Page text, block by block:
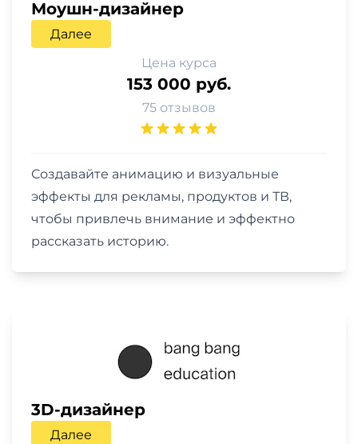
Моушн-дизайнер
Далее
Цена курса
153 000 руб.
75 отзывов
Создавайте анимацию и визуальные
эффекты для рекламы, продуктов и ТВ,
чтобы привлечь внимание и эффектно
рассказать историю.
3D-дизайнер
Далее